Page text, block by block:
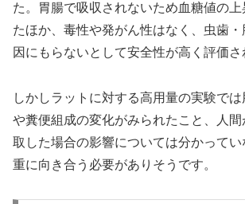
た。胃腸で吸収されないため血糖値の
たほか、毒性や発がん性はなく、虫歯
因にもらないとして安全性が高く評価さ
しかしラットに対する高用量の実験で
や糞便組成の変化がみられたこと、人
取した場合の影響については分かって
重に向き合う必要がありそうです。